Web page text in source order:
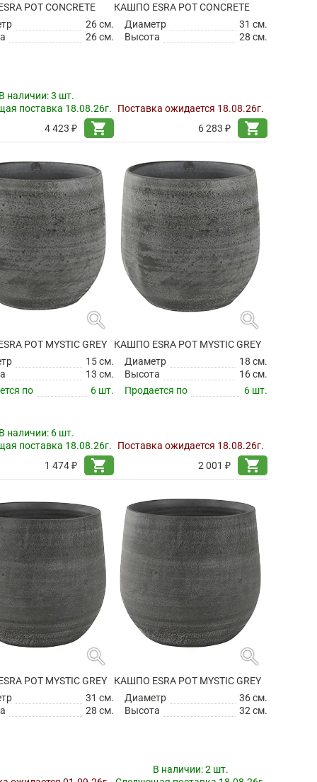
POT CONCRETE
26 см.
26 см.
наличии:3 шт.
поставка 18.08.26г.
4 423 ₽
shopping_cart
КАШПО ESRA POT CONCRETE
Диаметр
31 см.
Высота
28 см.
Поставка ожидается 18.08.26г.
6 283 ₽
shopping_cart
search
POT MYSTIC GREY
15 см.
13 см.
по
6 шт.
наличии: 6 шт.
поставка 18.08.26г.
1 474 ₽
shopping_cart
search
КАШПО ESRA POT MYSTIC GREY
Диаметр
18 см.
Высота
16 см.
Продается по
6 шт.
Поставка ожидается 18.08.26г.
2 001 ₽
shopping_cart
search
POT MYSTIC GREY
31 см.
28 см.
search
КАШПО ESRA POT MYSTIC GREY
Диаметр
36 см.
Высота
32 см.
В наличии:2 шт.